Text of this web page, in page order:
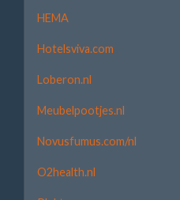
HEMA
Hotelsviva.com
Loberon.nl
Meubelpootjes.nl
Novusfumus.com/nl
O2health.nl